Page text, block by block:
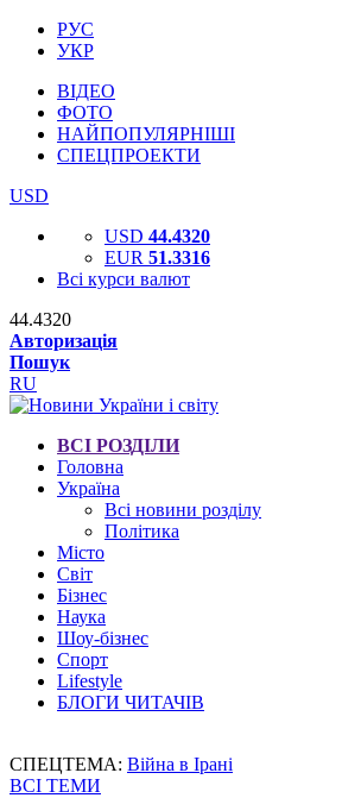
РУС
УКР
ВІДЕО
ФОТО
НАЙПОПУЛЯРНІШІ
СПЕЦПРОЕКТИ
USD
USD 44.4320
EUR 51.3316
Всі курси валют
44.4320
Авторизація
Пошук
RU
ВСІ РОЗДІЛИ
Головна
Україна
Всі новини розділу
Політика
Місто
Світ
Бізнес
Наука
Шоу-бізнес
Спорт
Lifestyle
БЛОГИ ЧИТАЧІВ
СПЕЦТЕМА: Війна в Ірані
ВСІ ТЕМИ